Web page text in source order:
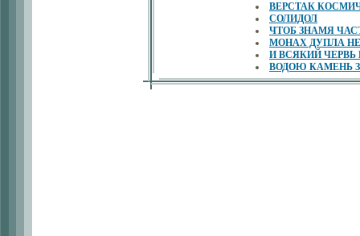
ВЕРСТАК
СОЛИДОЛ
ЧТОБ ЗНАМЯ
МОНАХ ДУПЛА
И ВСЯКИЙ ЧЕРВЬ
ВОДОЮ КАМЕНЬ